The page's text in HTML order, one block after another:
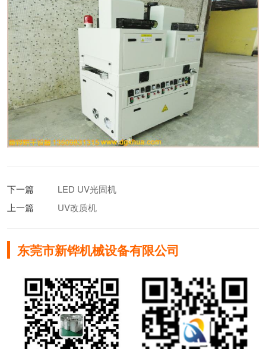
下一篇
LED UV光固机
上一篇
UV改质机
东莞市新铧机械设备有限公司